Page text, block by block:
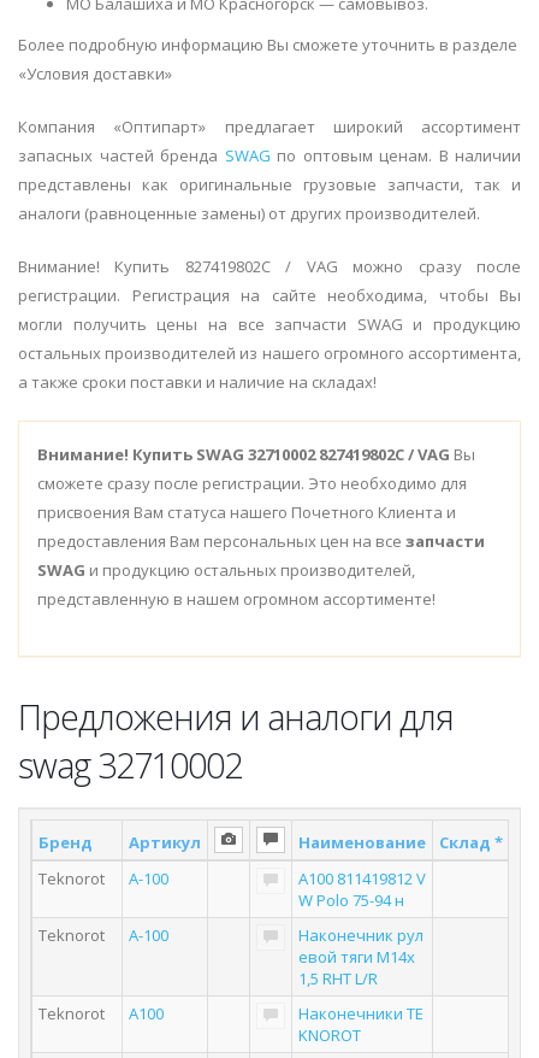
Более подробную информацию Вы сможете уточнить в разделе
«Условия доставки»
Компания «Оптипарт» предлагает широкий ассортимент
запасных частей бренда SWAG по оптовым ценам. В наличии
представлены как оригинальные грузовые запчасти, так и
аналоги (равноценные замены) от других производителей.
Внимание! Купить 827419802C / VAG можно сразу после
регистрации. Регистрация на сайте необходима, чтобы Вы
могли получить цены на все запчасти SWAG и продукцию
остальных производителей из нашего огромного ассортимента,
а также сроки поставки и наличие на складах!
Внимание! Купить SWAG 32710002 827419802C / VAG Вы
сможете сразу после регистрации. Это необходимо для
присвоения Вам статуса нашего Почетного Клиента и
предоставления Вам персональных цен на все запчасти
SWAG и продукцию остальных производителей,
представленную в нашем огромном ассортименте!
Предложения и аналоги для
swag 32710002
Бренд Артикул Наименование Склад *
Teknorot
A-100
A100 811419812 V
W Polo 75-94 н
Teknorot
A-100
Наконечник рул
евой тяги M14x
1,5 RHT L/R
Teknorot
A100
Наконечники TE
KNOROT